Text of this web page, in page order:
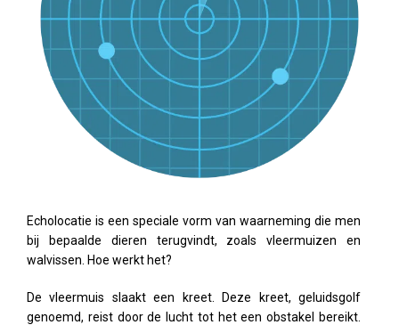
Echolocatie is een speciale vorm van waarneming die men
bij bepaalde dieren terugvindt, zoals vleermuizen en
walvissen. Hoe werkt het?
De vleermuis slaakt een kreet. Deze kreet, geluidsgolf
genoemd, reist door de lucht tot het een obstakel bereikt.